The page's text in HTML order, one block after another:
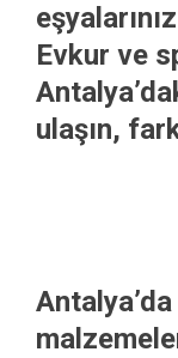
Evkur ve
ulaşın,